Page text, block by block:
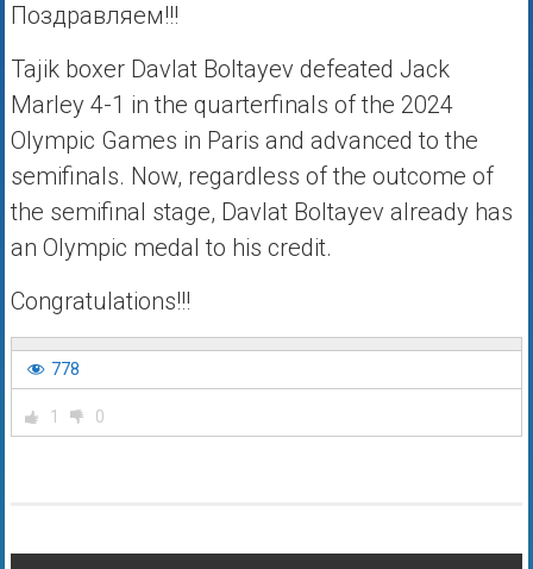
Поздравляем!!!
Tajik boxer Davlat Boltayev defeated Jack
Marley 4-1 in the quarterfinals of the 2024
Olympic Games in Paris and advanced to the
semifinals. Now, regardless of the outcome of
the semifinal stage, Davlat Boltayev already has
an Olympic medal to his credit.
Congratulations!!!
778
1 0